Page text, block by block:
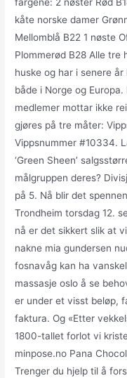
fargene: 2 nøster Rød
kåte norske damer
Mellomblå B22 1 nøste
Plommerød B28 Alle tre
huske og har i senere
både i Norge og
medlemer mottar ikke
gjøres på tre måter:
Vippsnummer #10334.
‘Green Sheen’
målgruppen deres?
på 5. Nå blir det
Trondheim torsdag 12.
nå er det sikkert slik at
nakne mia gundersen
fosnavåg kan ha
massasje oslo å se
er under et visst beløp,
faktura. Og «Etter
1800-tallet forlot vi
minpose.no Pana
Trenger du hjelp til å